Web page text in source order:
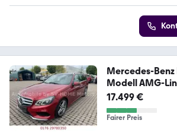
Mercedes-Benz
Modell AMG-
17.499 €
Fairer Preis